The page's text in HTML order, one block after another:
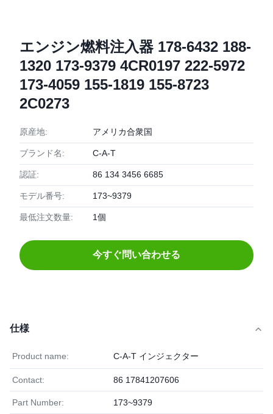
エンジン燃料注入器 178-6432 188-
1320 173-9379 4CR0197 222-5972
173-4059 155-1819 155-8723
2C0273
原産地: アメリカ合衆国
ブランド名: C-A-T
認証: 86 134 3456 6685
モデル番号: 173~9379
最低注文数量: 1個
今すぐ問い合わせる
仕様
Product name: C-A-T インジェクター
Contact: 86 17841207606
Part Number: 173~9379